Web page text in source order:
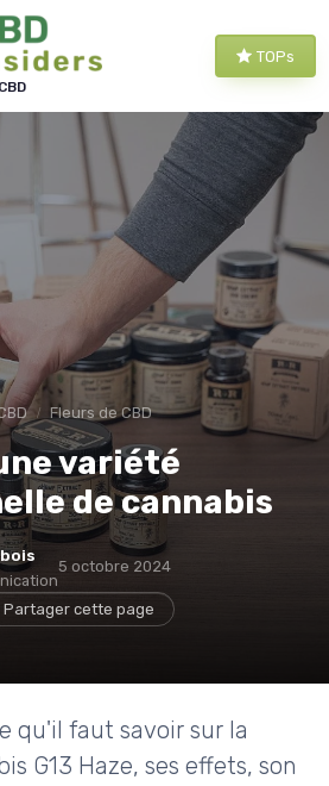
TOPs
Fleurs de CBD
variété
de cannabis
5 octobre 2024
Partager cette page
qu'il faut savoir sur la
G13 Haze, ses effets, son
cookies